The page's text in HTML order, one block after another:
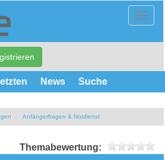
News Suche
Anfängerfragen & Notdienst
Themabewertung: